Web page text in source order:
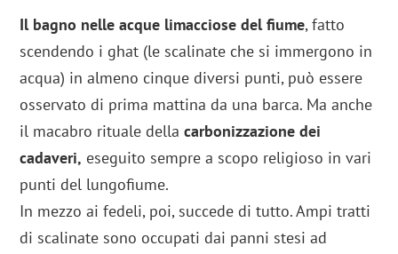
Il bagno nelle acque limacciose del fiume, fatto
scendendo i ghat (le scalinate che si immergono in
acqua) in almeno cinque diversi punti, può essere
osservato di prima mattina da una barca. Ma anche
il macabro rituale dellacarbonizzazione dei
cadaveri, eseguito sempre a scopo religioso in vari
punti del lungofiume.
In mezzo ai fedeli, poi, succede di tutto. Ampi tratti
di scalinate sono occupati dai panni stesi ad